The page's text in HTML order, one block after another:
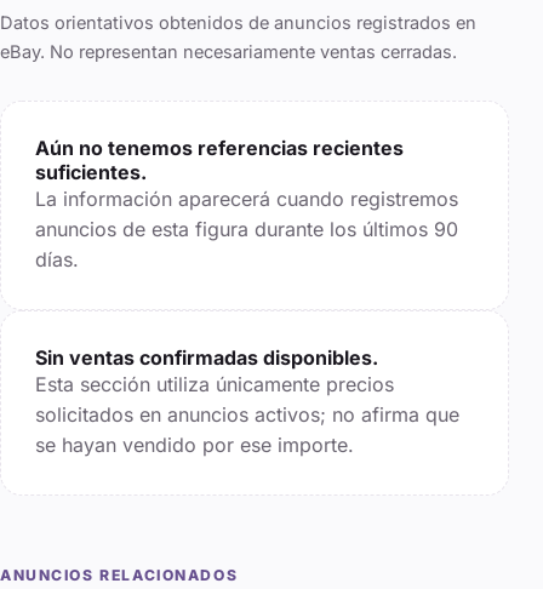
Datos orientativos obtenidos de anuncios registrados en
eBay. No representan necesariamente ventas cerradas.
Aún no tenemos referencias recientes
suficientes.
La información aparecerá cuando registremos
anuncios de esta figura durante los últimos 90
días.
Sin ventas confirmadas disponibles.
Esta sección utiliza únicamente precios
solicitados en anuncios activos; no afirma que
se hayan vendido por ese importe.
ANUNCIOS RELACIONADOS